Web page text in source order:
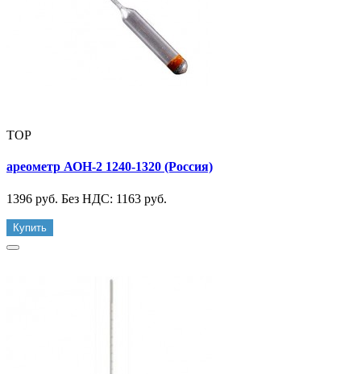
TOP
ареометр АОН-2 1240-1320 (Россия)
1396 руб. Без НДС: 1163 руб.
Купить